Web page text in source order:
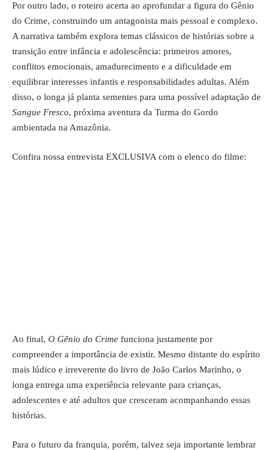
Por outro lado, o roteiro acerta ao aprofundar a figura do Gênio
do Crime, construindo um antagonista mais pessoal e complexo.
A narrativa também explora temas clássicos de histórias sobre a
transição entre infância e adolescência: primeiros amores,
conflitos emocionais, amadurecimento e a dificuldade em
equilibrar interesses infantis e responsabilidades adultas. Além
disso, o longa já planta sementes para uma possível adaptação de
Sangue Fresco, próxima aventura da Turma do Gordo
ambientada na Amazônia.
Confira nossa entrevista EXCLUSIVA com o elenco do filme:
Ao final, O Gênio do Crime funciona justamente por
compreender a importância de existir. Mesmo distante do espírito
mais lúdico e irreverente do livro de João Carlos Marinho, o
longa entrega uma experiência relevante para crianças,
adolescentes e até adultos que cresceram acompanhando essas
histórias.
Para o futuro da franquia, porém, talvez seja importante lembrar